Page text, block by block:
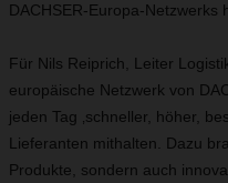
DACHSER-Europa-Netzwerks
Für Nils Reiprich, Leiter
europäische Netzwerk von
jeden Tag ‚schneller, höher,
Lieferanten mithalten. Dazu
Produkte, sondern auch